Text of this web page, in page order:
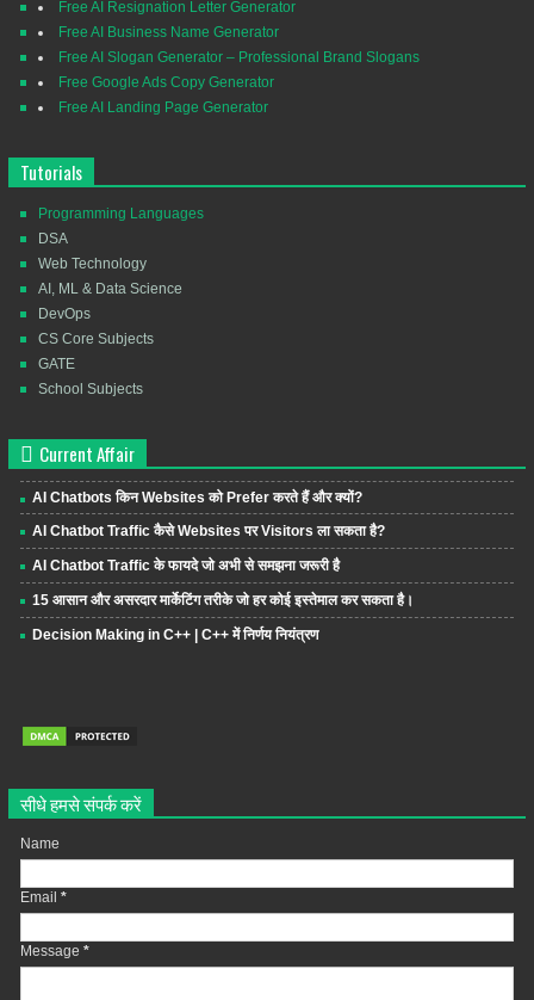
Free AI Resignation Letter Generator
Free AI Business Name Generator
Free AI Slogan Generator – Professional Brand Slogans
Free Google Ads Copy Generator
Free AI Landing Page Generator
Tutorials
Programming Languages
DSA
Web Technology
AI, ML & Data Science
DevOps
CS Core Subjects
GATE
School Subjects
Current Affair
AI Chatbots किन Websites को Prefer करते हैं और क्यों?
AI Chatbot Traffic कैसे Websites पर Visitors ला सकता है?
AI Chatbot Traffic के फायदे जो अभी से समझना जरूरी है
15 आसान और असरदार मार्केटिंग तरीके जो हर कोई इस्तेमाल कर सकता है।
Decision Making in C++ | C++ में निर्णय नियंत्रण
सीधे हमसे संपर्क करें
Name
Email *
Message *